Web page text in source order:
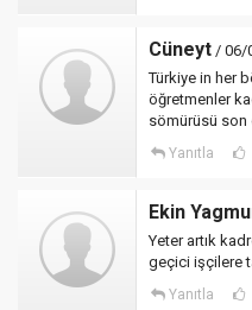
Cüneyt / 06/
Türkiye in her
öğretmenler
sömürüsü son
Yanıtla
Ekin
Yeter artık
geçici işçilere
Yanıtla